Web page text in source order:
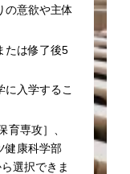
の意欲や主体
たは修了後5
に入学するこ
育専攻］、
健康科学部
選択できま